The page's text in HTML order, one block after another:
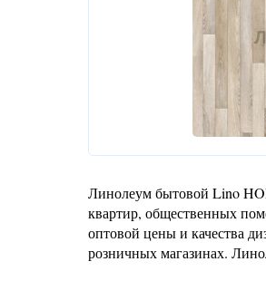
Линолеум бытовой Lino
квартир, общественных
оптовой цены и качества
розничных магазинах.